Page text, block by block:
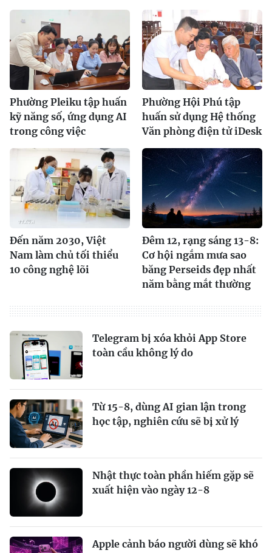
Phường Pleiku tập huấn
kỹ năng số, ứng dụng AI
trong công việc
Phường Hội Phú tập
huấn sử dụng Hệ thống
Văn phòng điện tử iDesk
Đến năm 2030, Việt
Nam làm chủ tối thiểu
10 công nghệ lõi
Đêm 12, rạng sáng 13-8:
Cơ hội ngắm mưa sao
băng Perseids đẹp nhất
năm bằng mắt thường
Telegram bị xóa khỏi App Store
toàn cầu không lý do
Từ 15-8, dùng AI gian lận trong
học tập, nghiên cứu sẽ bị xử lý
Nhật thực toàn phần hiếm gặp sẽ
xuất hiện vào ngày 12-8
Apple cảnh báo người dùng sẽ khó